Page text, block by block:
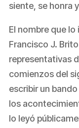
siente, se honra
El nombre que
Francisco J.
representativas
comienzos del
escribir un
los
lo leyó